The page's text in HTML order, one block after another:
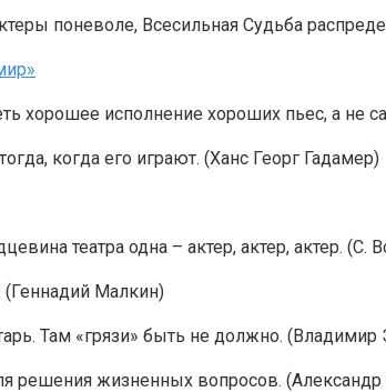
поневоле, Всесильная Судьба
хорошее исполнение хороших пьес, а не
когда его играют. (Ханс Георг Гадамер)
театра одна – актер, актер, актер. (С.
(Геннадий Малкин)
Там «грязи» быть не должно.
решения жизненных вопросов.